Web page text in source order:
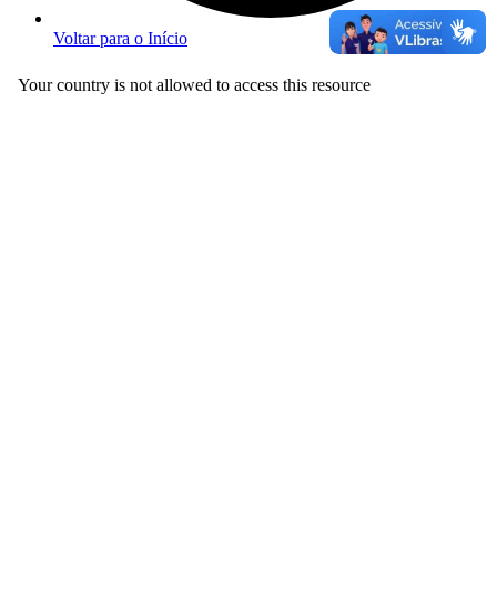
Voltar para o Início